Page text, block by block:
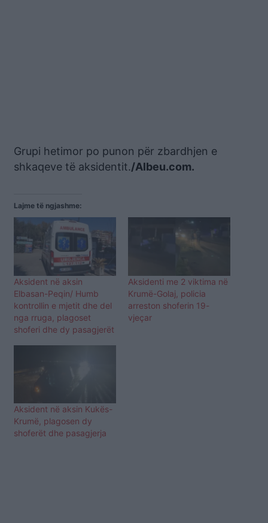
Grupi hetimor po punon për zbardhjen e
shkaqeve të aksidentit./Albeu.com.
Lajme të ngjashme:
Aksident në aksin
Elbasan-Peqin/ Humb
kontrollin e mjetit dhe del
nga rruga, plagoset
shoferi dhe dy pasagjerët
Aksidenti me 2 viktima në
Krumë-Golaj, policia
arreston shoferin 19-
vjeçar
Aksident në aksin Kukës-
Krumë, plagosen dy
shoferët dhe pasagjerja